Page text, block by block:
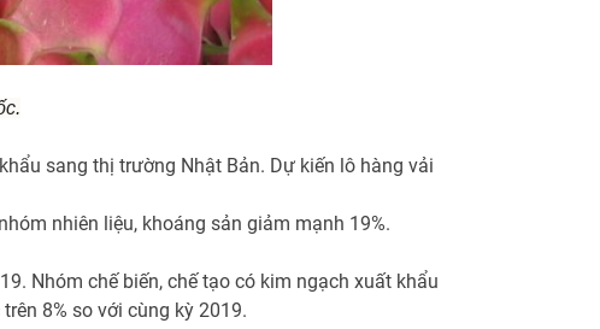
sang thị trường Nhật Bản. Dự kiến lô hàng vải
nhiên liệu, khoáng sản giảm mạnh 19%.
Nhóm chế biến, chế tạo có kim ngạch xuất khẩu
8% so với cùng kỳ 2019.